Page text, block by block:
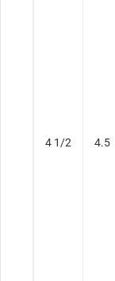
4 1/2 4.5